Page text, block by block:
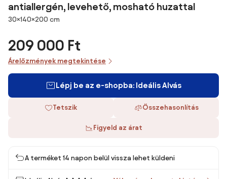
antiallergén, levehető, mosható huzattal
Méretek
30×140×200 cm
209 000 Ft
Árelőzmények megtekintése
Lépj be az e-shopba: Ideális Alvás
Tetszik Összehasonlítás
Figyeld az árat
A terméket 14 napon belül vissza lehet küldeni